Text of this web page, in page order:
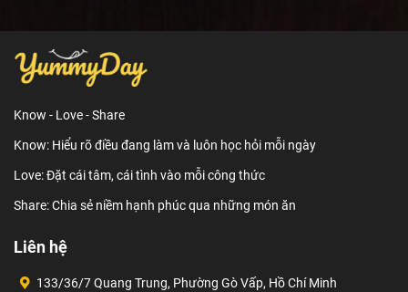
Know - Love - Share
Know: Hiểu rõ điều đang làm và luôn học hỏi mỗi ngày
Love: Đặt cái tâm, cái tình vào mỗi công thức
Share: Chia sẻ niềm hạnh phúc qua những món ăn
Liên hệ
133/36/7 Quang Trung, Phường Gò Vấp, Hồ Chí Minh